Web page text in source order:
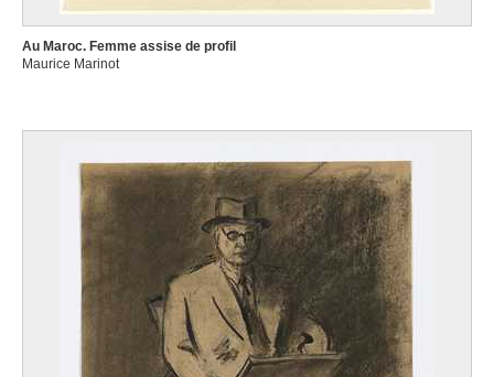
Au Maroc. Femme assise de profil
Maurice Marinot